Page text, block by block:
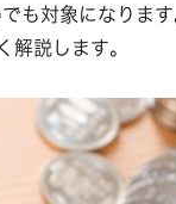
も対象になりま
解説します。